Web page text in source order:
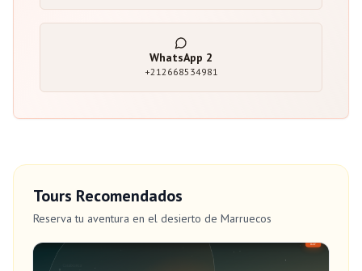
WhatsApp 2
+212668534981
Tours Recomendados
Reserva tu aventura en el desierto de Marruecos